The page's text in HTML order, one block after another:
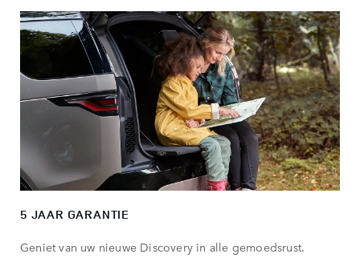
5 JAAR GARANTIE
Geniet van uw nieuwe Discovery in alle gemoedsrust.